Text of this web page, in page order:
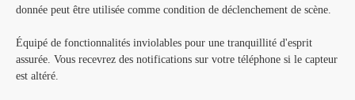
donnée peut être utilisée comme condition de déclenchement de scène.
Équipé de fonctionnalités inviolables pour une tranquillité d'esprit
assurée. Vous recevrez des notifications sur votre téléphone si le capteur
est altéré.